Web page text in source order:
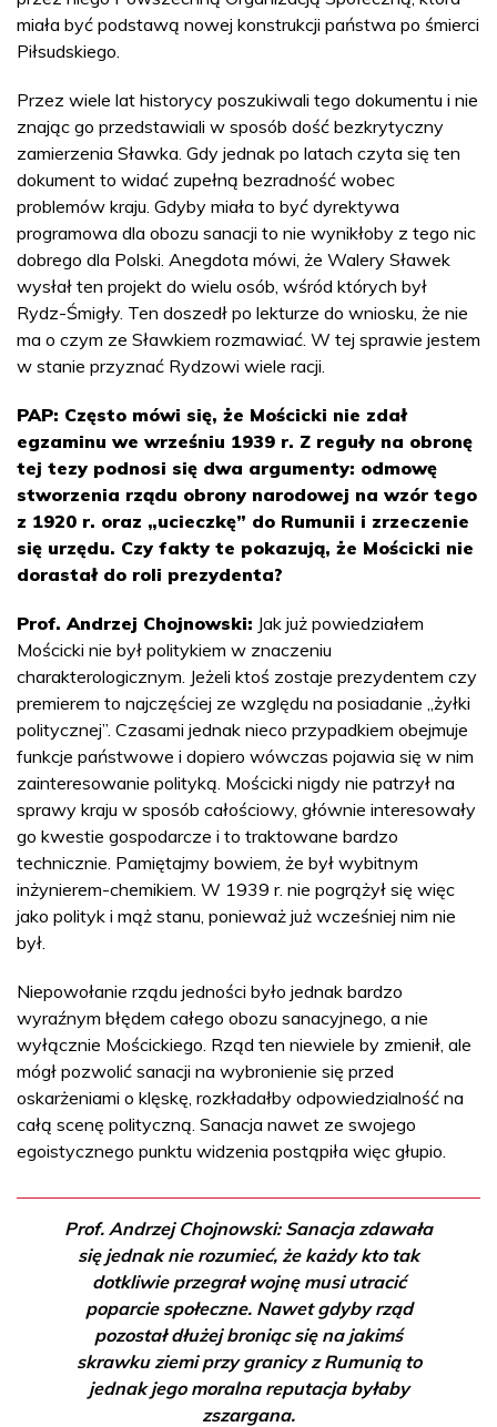
miała być podstawą nowej konstrukcji państwa po śmierci
Piłsudskiego.
Przez wiele lat historycy poszukiwali tego dokumentu i nie
znając go przedstawiali w sposób dość bezkrytyczny
zamierzenia Sławka. Gdy jednak po latach czyta się ten
dokument to widać zupełną bezradność wobec
problemów kraju. Gdyby miała to być dyrektywa
programowa dla obozu sanacji to nie wynikłoby z tego nic
dobrego dla Polski. Anegdota mówi, że Walery Sławek
wysłał ten projekt do wielu osób, wśród których był
Rydz-Śmigły. Ten doszedł po lekturze do wniosku, że nie
ma o czym ze Sławkiem rozmawiać. W tej sprawie jestem
w stanie przyznać Rydzowi wiele racji.
PAP: Często mówi się, że Mościcki nie zdał
egzaminu we wrześniu 1939 r. Z reguły na obronę
tej tezy podnosi się dwa argumenty: odmowę
stworzenia rządu obrony narodowej na wzór tego
z 1920 r. oraz „ucieczkę” do Rumunii i zrzeczenie
się urzędu. Czy fakty te pokazują, że Mościcki nie
dorastał do roli prezydenta?
Prof. Andrzej Chojnowski: Jak już powiedziałem
Mościcki nie był politykiem w znaczeniu
charakterologicznym. Jeżeli ktoś zostaje prezydentem czy
premierem to najczęściej ze względu na posiadanie „żyłki
politycznej”. Czasami jednak nieco przypadkiem obejmuje
funkcje państwowe i dopiero wówczas pojawia się w nim
zainteresowanie polityką. Mościcki nigdy nie patrzył na
sprawy kraju w sposób całościowy, głównie interesowały
go kwestie gospodarcze i to traktowane bardzo
technicznie. Pamiętajmy bowiem, że był wybitnym
inżynierem-chemikiem. W 1939 r. nie pogrążył się więc
jako polityk i mąż stanu, ponieważ już wcześniej nim nie
był.
Niepowołanie rządu jedności było jednak bardzo
wyraźnym błędem całego obozu sanacyjnego, a nie
wyłącznie Mościckiego. Rząd ten niewiele by zmienił, ale
mógł pozwolić sanacji na wybronienie się przed
oskarżeniami o klęskę, rozkładałby odpowiedzialność na
całą scenę polityczną. Sanacja nawet ze swojego
egoistycznego punktu widzenia postąpiła więc głupio.
Prof. Andrzej Chojnowski: Sanacja zdawała
się jednak nie rozumieć, że każdy kto tak
dotkliwie przegrał wojnę musi utracić
poparcie społeczne. Nawet gdyby rząd
pozostał dłużej broniąc się na jakimś
skrawku ziemi przy granicy z Rumunią to
jednak jego moralna reputacja byłaby
zszargana.